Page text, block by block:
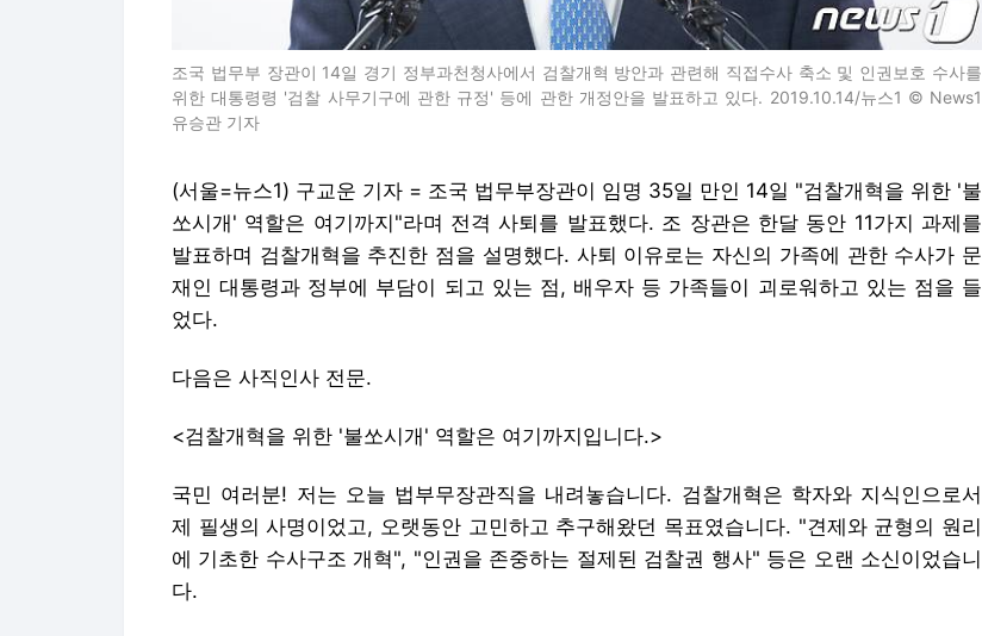
조국 법무부 장관이 14일 경기 정부과천청사에서 검찰개혁 방안과 관련해 직접수사 축소 및 인권보호 수사를
위한 대통령령 '검찰 사무기구에 관한 규정' 등에 관한 개정안을 발표하고 있다. 2019.10.14/뉴스1 © News1
유승관 기자
(서울=뉴스1) 구교운 기자 = 조국 법무부장관이 임명 35일 만인 14일 "검찰개혁을 위한 '불
쏘시개' 역할은 여기까지"라며 전격 사퇴를 발표했다. 조 장관은 한달 동안 11가지 과제를
발표하며 검찰개혁을 추진한 점을 설명했다. 사퇴 이유로는 자신의 가족에 관한 수사가 문
재인 대통령과 정부에 부담이 되고 있는 점, 배우자 등 가족들이 괴로워하고 있는 점을 들
었다.
다음은 사직인사 전문.
<검찰개혁을 위한 '불쏘시개' 역할은 여기까지입니다.>
국민 여러분! 저는 오늘 법부무장관직을 내려놓습니다. 검찰개혁은 학자와 지식인으로서
제 필생의 사명이었고, 오랫동안 고민하고 추구해왔던 목표였습니다. "견제와 균형의 원리
에 기초한 수사구조 개혁", "인권을 존중하는 절제된 검찰권 행사" 등은 오랜 소신이었습니
다.